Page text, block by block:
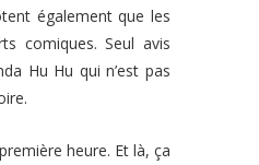
également que les
comiques. Seul avis
Hu Hu qui n’est pas
heure. Et là, ça